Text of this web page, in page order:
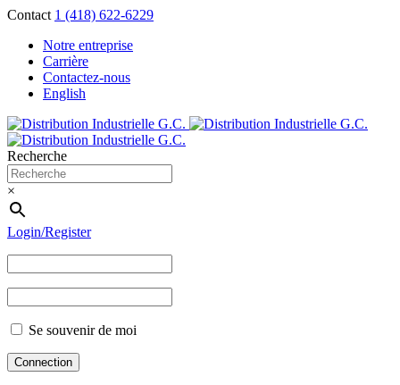
Contact 1 (418) 622-6229
Notre entreprise
Carrière
Contactez-nous
English
Recherche
×
Login/Register
Se souvenir de moi